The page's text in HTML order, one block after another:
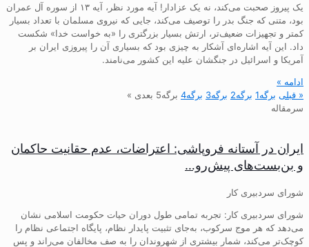
یک پیروز صحبت می‌کند، نه یک عزادار! آیه مورد نظر، آیه ۱۳ از سوره آل عمران
بود، متنی که جنگ بدر را توصیف می‌کند، جایی که نیروی مسلمان با تعداد بسیار
کمتر و تجهیزات ضعیف‌تر، ارتش بسیار بزرگتری را «به خواست خدا» شکست
داد. این آیه اشاره‌ای آشکار به چیزی بود که بسیاری آن را پیروزی ایران بر
آمریکا و اسرائیل در جنگشان علیه این کشور می‌نامند.
ادامه »
« قبلی برگه1 برگه2 برگه3 برگه4 برگه5 بعدی »
سرمقاله
ایران در آستانه فروپاشی: اعتراضات، عدم حقانیت حاکمان
و بن‌بست‌های پیش‌رو…
شورای سردبیری کار
شورای سردبیری کار: تجربه تمامی طول دوران حیات حکومت اسلامی نشان
می‌دهد که هر موج سرکوب، به‌جای تثبیت پایدار نظام، پایگاه اجتماعی نظام را
کوچک‌تر می‌کند، شمار بیشتری از شهروندان را به صف مخالفان می‌راند و پس